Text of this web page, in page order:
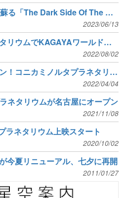
50年の時をこえ蘇る「The Dark Side Of The Moon」、ロック史に輝く不朽の名作がプラネタリウムに
2023/06/13
写真展とプラネタリウムでKAGAYAワールドな夏
2022/08/02
グランドオープン！コニカミノルタプラネタリアYOKOHAMA
2022/04/04
ネタリウムが名古屋にオープン
2021/11/08
ラネタリウム上映スタート
2020/10/02
今夏リニューアル、七夕に再開
2011/01/27